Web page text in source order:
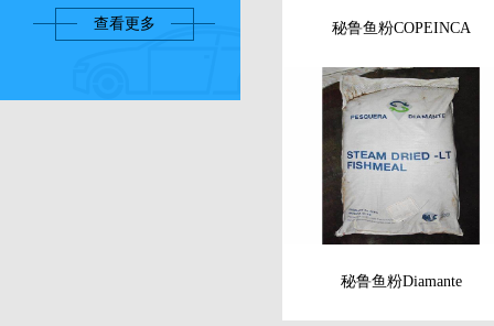
查看更多 秘鲁鱼粉COPEINCA
秘鲁鱼粉Diamante